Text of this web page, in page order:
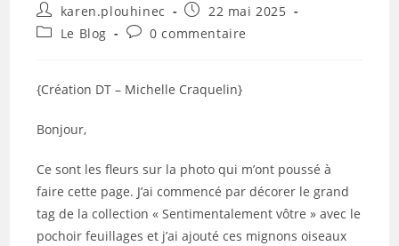
Auteur/autrice
de
karen.plouhinec
Publication
publiée :
22 mai 2025
PostLe Blog
Commentaires
publication :
0 commentaire
{Création DT – Michelle Craquelin}
Bonjour,
Ce sont les fleurs sur la photo qui m’ont poussé à
faire cette page. J’ai commencé par décorer le grand
tag de la collection « Sentimentalement vôtre » avec le
pochoir feuillages et j’ai ajouté ces mignons oiseaux